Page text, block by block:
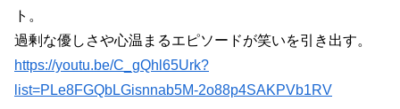
ト。
過剰な優しさや心温まるエピソードが笑いを引き出す。
https://youtu.be/C_gQhl65Urk?
list=PLe8FGQbLGisnnab5M-2o88p4SAKPVb1RV